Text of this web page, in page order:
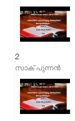
2
സാക് പുന്നൻ